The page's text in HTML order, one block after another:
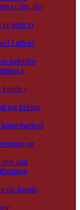
er det, der
er godt vi
I i aften?
indenfor
i
kunde i
jeg hjælpe
og
sild
far forstår